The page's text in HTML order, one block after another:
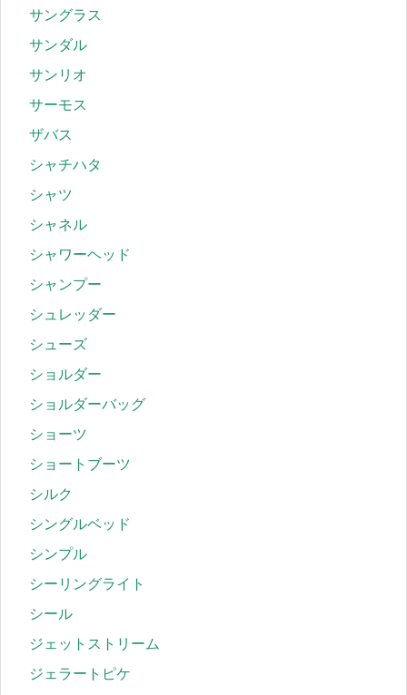
サングラス
サンダル
サンリオ
サーモス
ザバス
シャチハタ
シャツ
シャネル
シャワーヘッド
シャンプー
シュレッダー
シューズ
ショルダー
ショルダーバッグ
ショーツ
ショートブーツ
シルク
シングルベッド
シンプル
シーリングライト
シール
ジェットストリーム
ジェラートピケ